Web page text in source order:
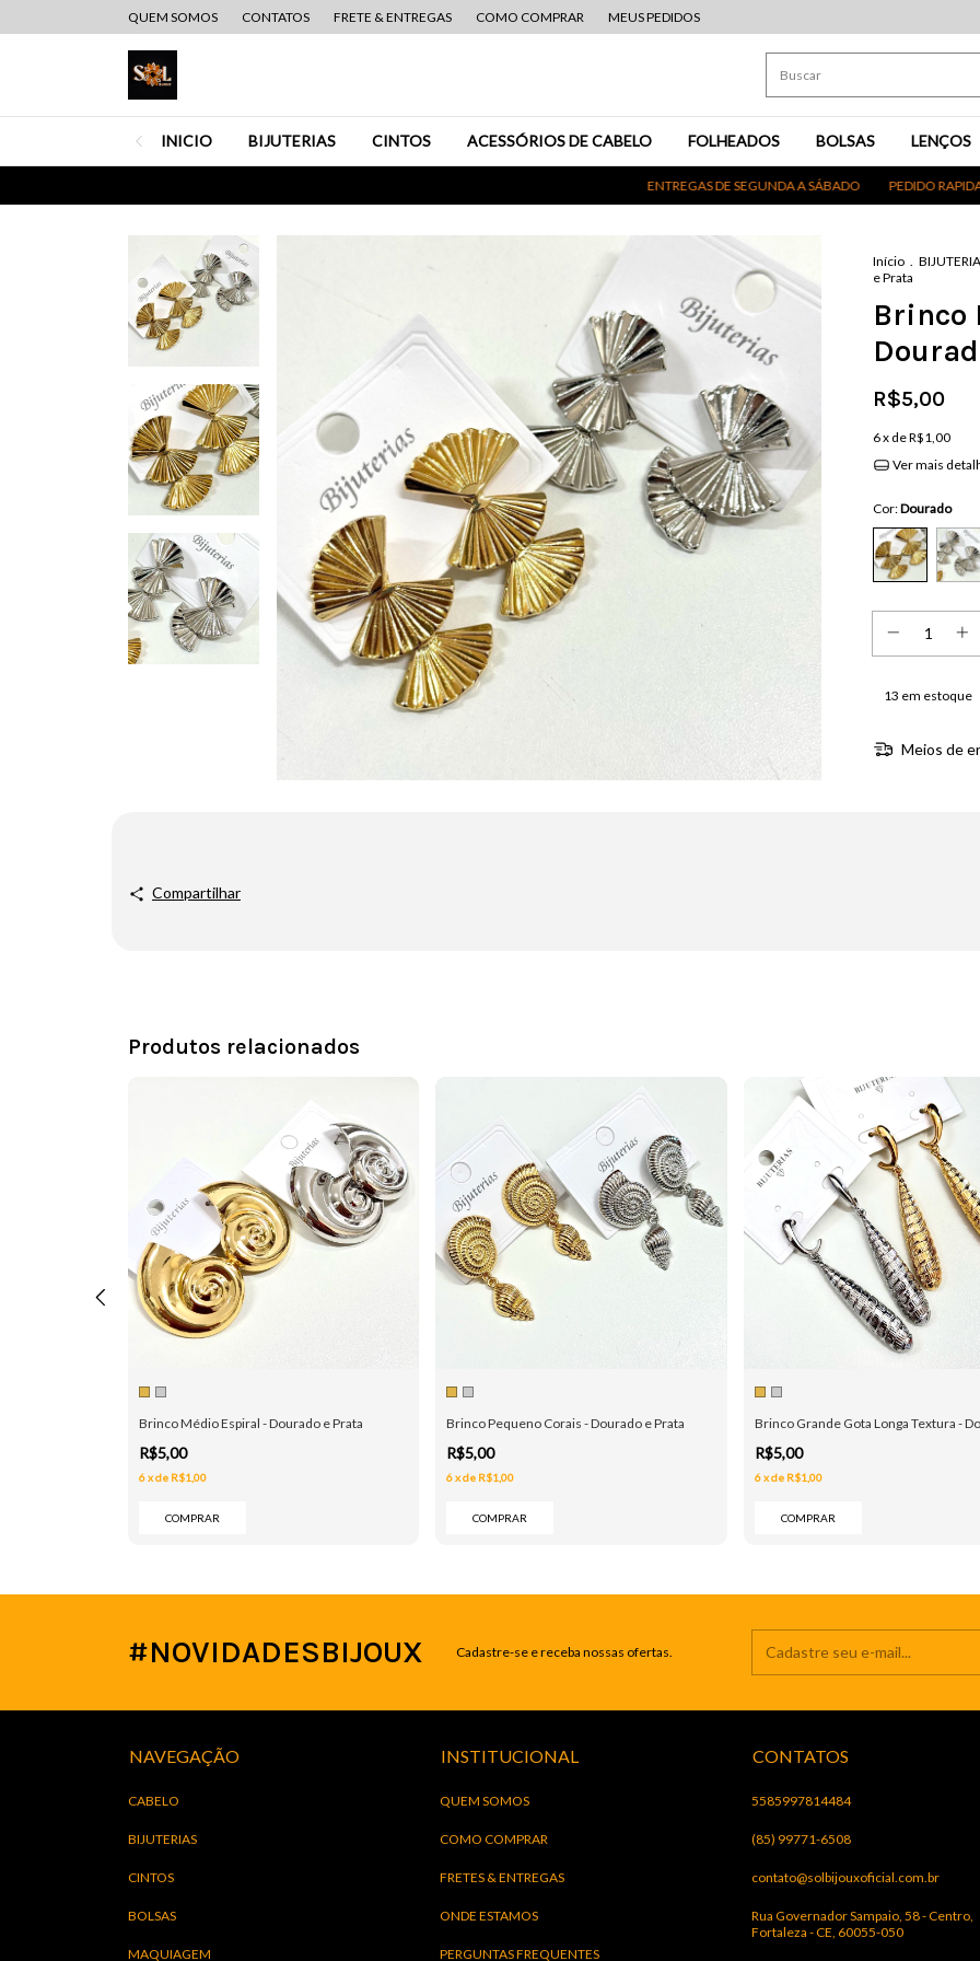
QUEM SOMOS CONTATOS FRETE & ENTREGAS COMO COMPRAR MEUS PEDIDOS
INICIO BIJUTERIAS CINTOS ACESSÓRIOS DE CABELO FOLHEADOS BOLSAS LENÇOS
ENTREGAS DE SEGUNDA A SÁBADO PEDIDO RAPIDAMENTE
Início .
e Prata
Brinco
R$5,00
6x deR$1,00
Ver mais
Cor:Dourado
13 em estoque
Meios de
Compartilhar
Produtos relacionados
com Gotinha - Dourado e PrataBrinco Médio Espiral - Dourado e Prata
R$5,00
6xde R$1,00
COMPRAR
Brinco Pequeno Corais - Dourado e Prata
R$5,00
6xde R$1,00
COMPRAR
Brinco Grande Gota Longa Textura -
R$5,00
6 xde R$1,00
COMPRAR
#NOVIDADESBIJOUX Cadastre-se e receba nossas ofertas.
NAVEGAÇÃO
CABELO
BIJUTERIAS
CINTOS
BOLSAS
MAQUIAGEM
INSTITUCIONAL
QUEM SOMOS
COMO COMPRAR
FRETES & ENTREGAS
ONDE ESTAMOS
PERGUNTAS FREQUENTES
CONTATOS
5585997814484
(85) 99771-6508
contato@solbijouxoficial.com.br
Rua Governador Sampaio, 58 - Centro,
Fortaleza - CE, 60055-050